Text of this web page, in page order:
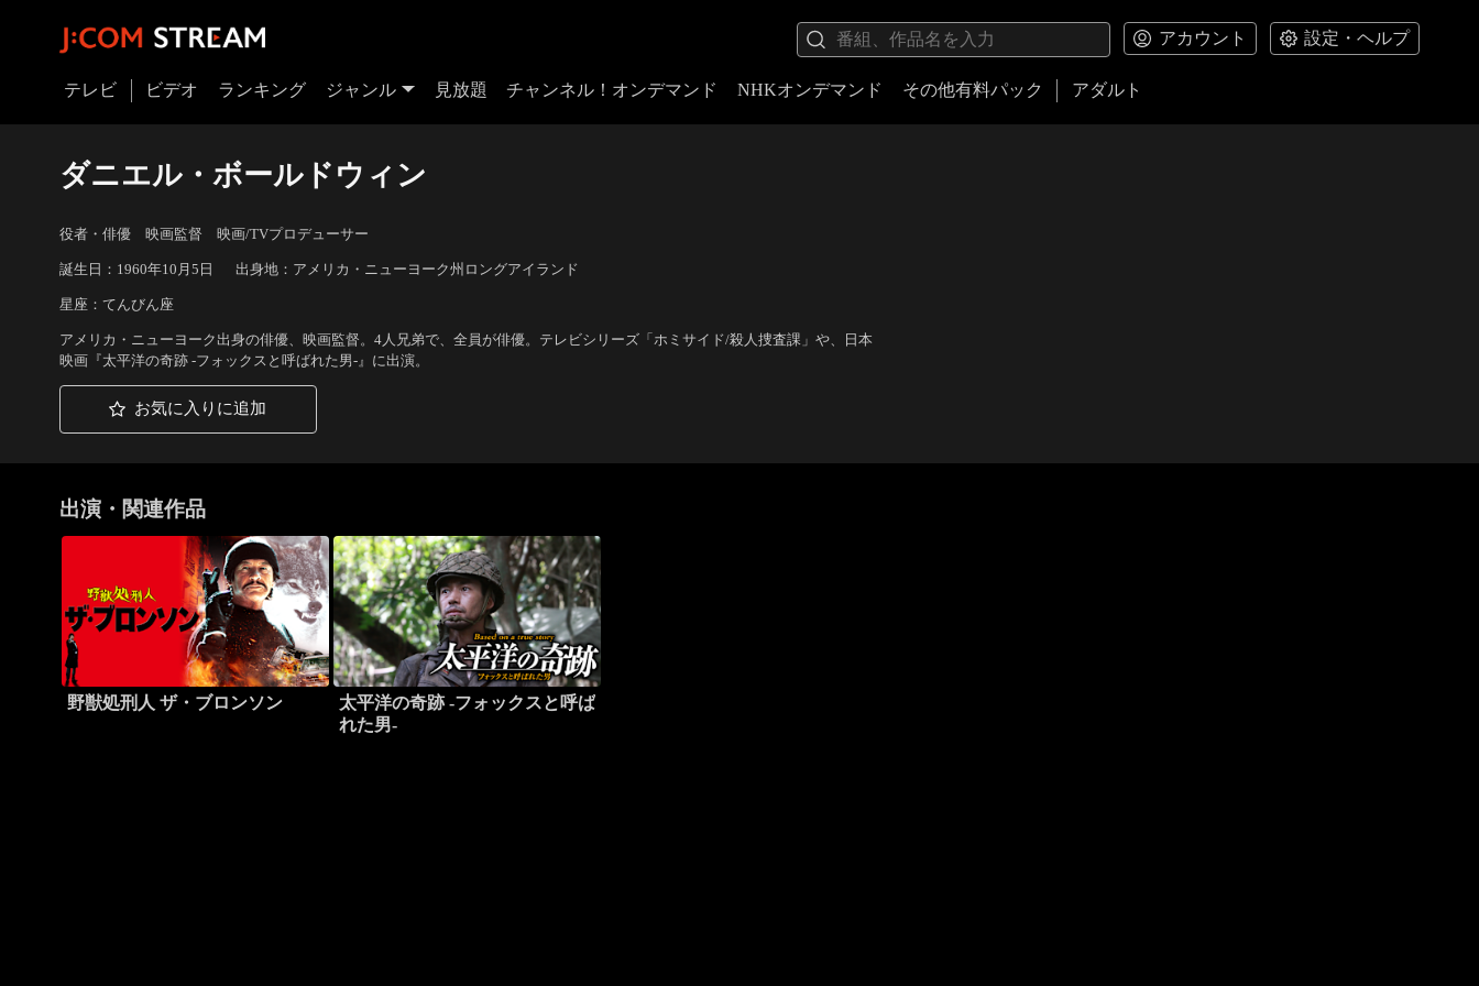
アカウント 設定・ヘルプ
テレビ ビデオ ランキング ジャンル 見放題 チャンネル！オンデマンド NHKオンデマンド その他有料パック アダルト
ダニエル・ボールドウィン
役者・俳優 映画監督 映画/TVプロデューサー
誕生日：1960年10月5日 出身地：アメリカ・ニューヨーク州ロングアイランド
星座：てんびん座
アメリカ・ニューヨーク出身の俳優、映画監督。4人兄弟で、全員が俳優。テレビシリーズ「ホミサイド/殺人捜査課」や、日本
映画『太平洋の奇跡 -フォックスと呼ばれた男-』に出演。
お気に入りに追加
出演・関連作品
野獣処刑人 ザ・ブロンソン
太平洋の奇跡 -フォックスと呼ば
れた男-